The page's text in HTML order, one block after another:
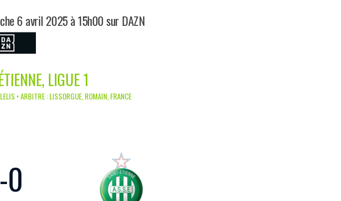
6 avril 2025 à 15h00 sur DAZN
LIGUE 1
• ARBITRE : LISSORGUE, ROMAIN, FRANCE
-0